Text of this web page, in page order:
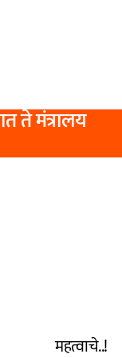
ते मंत्रालय
महत्वाचे..!